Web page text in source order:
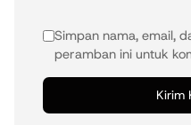
Simpan nama, email,
peramban ini untuk